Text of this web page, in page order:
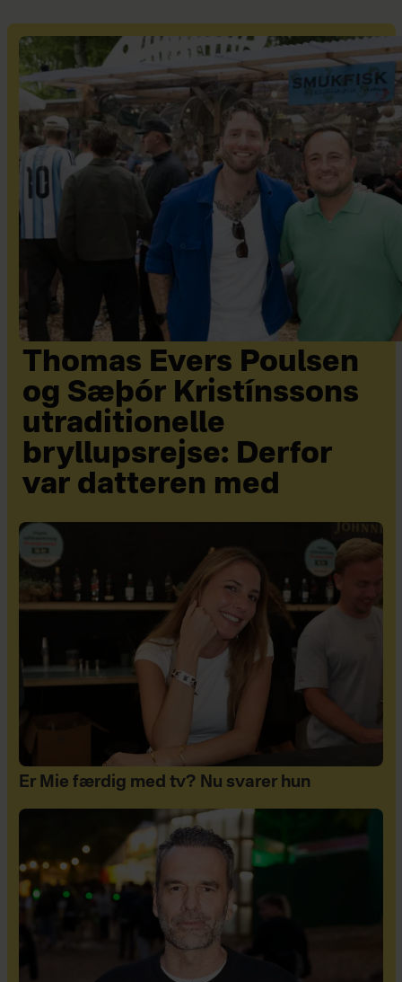
Thomas Evers Poulsen
og Sæþór Kristínssons
utraditionelle
bryllupsrejse: Derfor
var datteren med
Er Mie færdig med tv? Nu svarer hun